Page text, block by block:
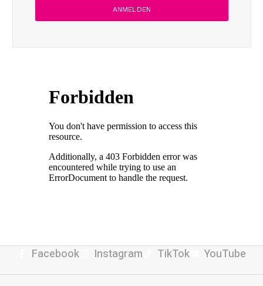
Facebook Instagram TikTok YouTube